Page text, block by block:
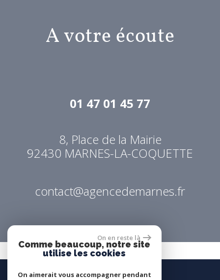
A votre écoute
01 47 01 45 77
8, Place de la Mairie
92430 MARNES-LA-COQUETTE
contact@agencedemarnes.fr
On en reste là
Comme beaucoup, notre site
utilise les cookies
On aimerait vous accompagner pendant